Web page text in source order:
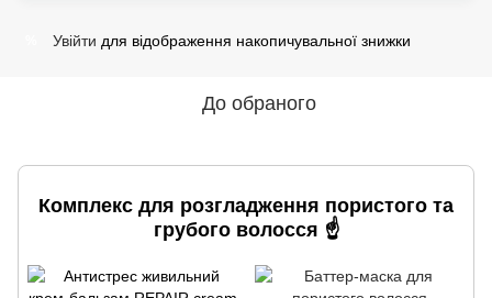
Увійти для відображення накопичувальної знижки
До обраного
Комплекс для розгладження пористого та
грубого волосся ☝️